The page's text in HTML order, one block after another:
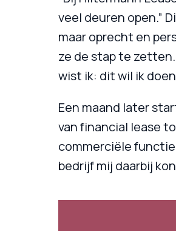
veel deuren open.”
maar oprecht en
ze de stap te
wist ik: dit wil ik
Een maand later
van financial lease
commerciële functie
bedrijf mij daarbij